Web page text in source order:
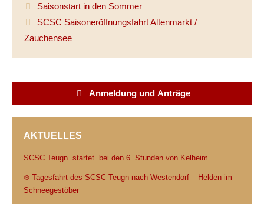
e
b
o
k
t
t
e
d
i
t
s
p
i
l
t
Saisonstart in den Sommer
SCSC Saisoneröffnungsfahrt Altenmarkt /
Zauchensee
Anmeldung und Anträge
AKTUELLES
SCSC Teugn startet bei den 6 Stunden von Kelheim
❄️ Tagesfahrt des SCSC Teugn nach Westendorf – Helden im
Schneegestöber